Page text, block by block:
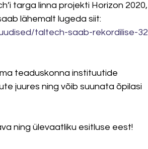
targa linna projekti Horizon 2020,
lähemalt lugeda siit:
taltech-saab-rekordilise-
teaduskonna instituutide
juures ning võib suunata õpilasi
ning ülevaatliku esitluse eest!